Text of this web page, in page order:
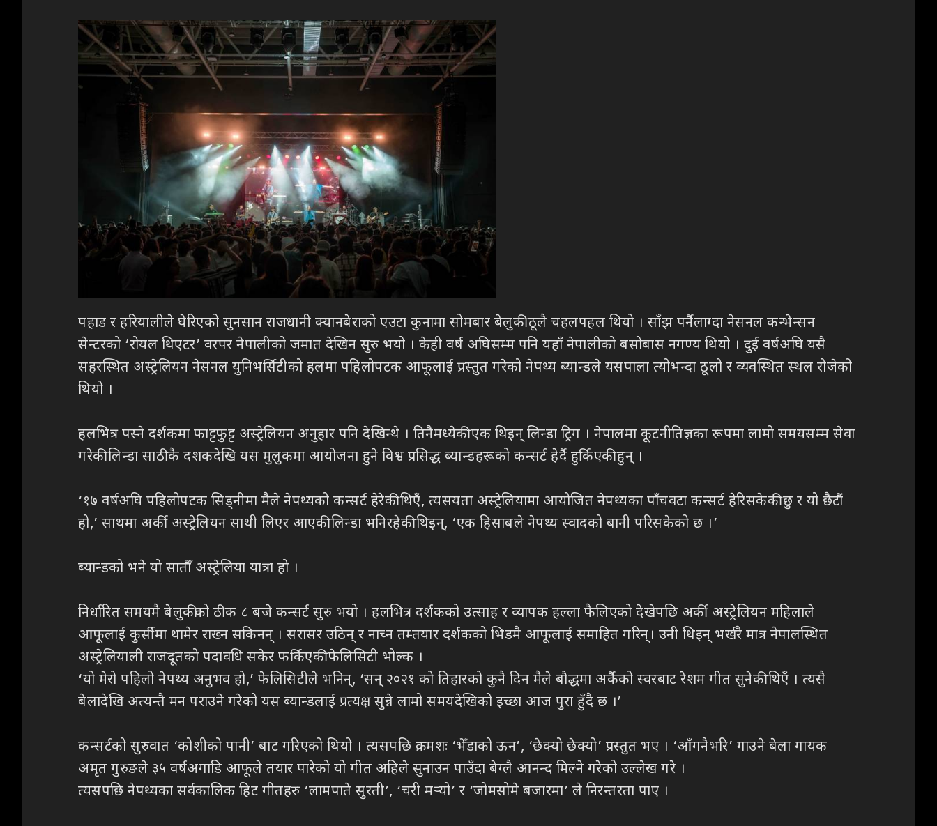
पहाड र हरियालीले घेरिएको सुनसान राजधानी क्यानबेराको एउटा कुनामा सोमबार बेलुकी ठूलै चहलपहल थियो । साँझ पर्नैलाग्दा नेसनल कन्भेन्सन
सेन्टरको ‘रोयल थिएटर’ वरपर नेपालीको जमात देखिन सुरु भयो । केही वर्ष अघिसम्म पनि यहाँ नेपालीको बसोबास नगण्य थियो । दुई वर्षअघि यसै
सहरस्थित अस्ट्रेलियन नेसनल युनिभर्सिटीको हलमा पहिलोपटक आफूलाई प्रस्तुत गरेको नेपथ्य ब्यान्डले यसपाला त्योभन्दा ठूलो र व्यवस्थित स्थल रोजेको
थियो ।
हलभित्र पस्ने दर्शकमा फाट्टफुट्ट अस्ट्रेलियन अनुहार पनि देखिन्थे । तिनैमध्येकी एक थिइन् लिन्डा ट्रिग । नेपालमा कूटनीतिज्ञका रूपमा लामो समयसम्म सेवा
गरेकी लिन्डा साठीकै दशकदेखि यस मुलुकमा आयोजना हुने विश्व प्रसिद्ध ब्यान्डहरूको कन्सर्ट हेर्दै हुर्किएकी हुन् ।
‘१७ वर्षअघि पहिलोपटक सिड्नीमा मैले नेपथ्यको कन्सर्ट हेरेकी थिएँ, त्यसयता अस्ट्रेलियामा आयोजित नेपथ्यका पाँचवटा कन्सर्ट हेरिसकेकी छु र यो छैटौं
हो,’ साथमा अर्की अस्ट्रेलियन साथी लिएर आएकी लिन्डा भनिरहेकी थिइन्, ‘एक हिसाबले नेपथ्य स्वादको बानी परिसकेको छ ।’
ब्यान्डको भने यो सातौँ अस्ट्रेलिया यात्रा हो ।
निर्धारित समयमै बेलुकीको ठीक ८ बजे कन्सर्ट सुरु भयो । हलभित्र दर्शकको उत्साह र व्यापक हल्ला फैलिएको देखेपछि अर्की अस्ट्रेलियन महिलाले
आफूलाई कुर्सीमा थामेर राख्न सकिनन् । सरासर उठिन् र नाच्न तम्तयार दर्शकको भिडमै आफूलाई समाहित गरिन्। उनी थिइन् भर्खरै मात्र नेपालस्थित
अस्ट्रेलियाली राजदूतको पदावधि सकेर फर्किएकी फेलिसिटी भोल्क ।
‘यो मेरो पहिलो नेपथ्य अनुभव हो,’ फेलिसिटीले भनिन्, ‘सन् २०२१ को तिहारको कुनै दिन मैले बौद्धमा अर्कैको स्वरबाट रेशम गीत सुनेकी थिएँ । त्यसै
बेलादेखि अत्यन्तै मन पराउने गरेको यस ब्यान्डलाई प्रत्यक्ष सुन्ने लामो समयदेखिको इच्छा आज पुरा हुँदै छ ।’
कन्सर्टको सुरुवात ‘कोशीको पानी’ बाट गरिएको थियो । त्यसपछि क्रमशः ‘भेँडाको ऊन’, ‘छेक्यो छेक्यो’ प्रस्तुत भए । ‘आँगनैभरि’ गाउने बेला गायक
अमृत गुरुङले ३५ वर्षअगाडि आफूले तयार पारेको यो गीत अहिले सुनाउन पाउँदा बेग्लै आनन्द मिल्ने गरेको उल्लेख गरे ।
त्यसपछि नेपथ्यका सर्वकालिक हिट गीतहरु ‘लामपाते सुरती’, ‘चरी मर्‍यो’ र ‘जोमसोमे बजारमा’ ले निरन्तरता पाए ।